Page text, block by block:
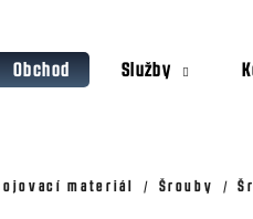
Obchod Služby
materiál Šrouby